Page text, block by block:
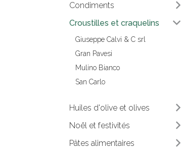
Condiments
Croustilles et craquelins
Giuseppe Calvi & C srl
Gran Pavesi
Mulino Bianco
San Carlo
Huiles d'olive et olives
Noël et festivités
Pâtes alimentaires